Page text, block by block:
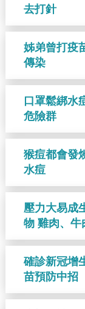
去打針
姊弟曾打疫
傳染
口罩鬆綁水
危險群
猴痘都會發
水痘
壓力大易成
物 雞肉、牛
確診新冠增
苗預防中招